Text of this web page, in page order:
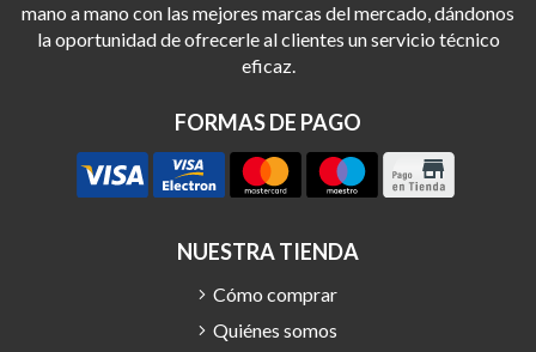
mano a mano con las mejores marcas del mercado, dándonos
la oportunidad de ofrecerle al clientes un servicio técnico
eficaz.
FORMAS DE PAGO
NUESTRA TIENDA
Cómo comprar
Quiénes somos